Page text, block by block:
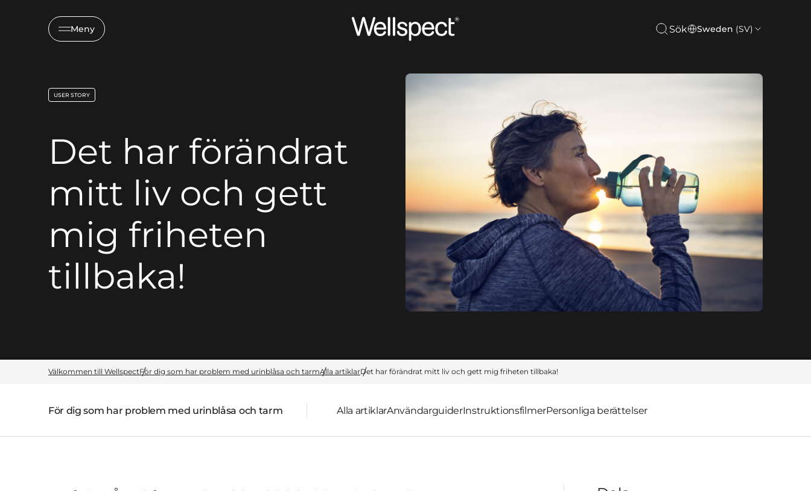
Meny
Wellspect
Sök Sweden (SV)
Det har förändrat
mitt liv och gett
mig friheten
tillbaka!
key:global.content-type:
USER STORY
Välkommen till WellspectFör dig som har problem med urinblåsa och tarmAlla artiklarDet har förändrat mitt liv och gett mig friheten tillbaka!
Överordnad sida:
För dig som har problem med urinblåsa och tarm Alla artiklarAnvändarguiderInstruktionsfilmerPersonliga berättelser